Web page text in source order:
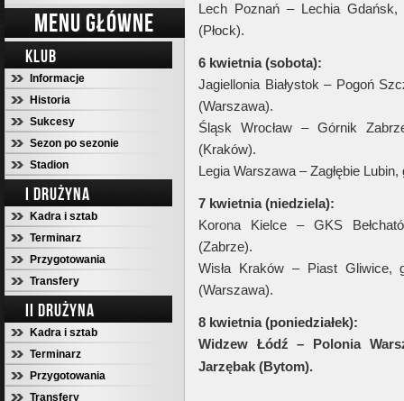
MENU GŁÓWNE
KLUB
Informacje
Historia
Sukcesy
Sezon po sezonie
Stadion
I DRUŻYNA
Kadra i sztab
Terminarz
Przygotowania
Transfery
II DRUŻYNA
Kadra i sztab
Terminarz
Przygotowania
Transfery
Lech Poznań – Lechia
(Płock).
6 kwietnia (sobota):
Jagiellonia Białystok – Pogoń
(Warszawa).
Śląsk Wrocław – Górnik
(Kraków).
Legia Warszawa – Zagłębie
7 kwietnia (niedziela):
Korona Kielce – GKS
(Zabrze).
Wisła Kraków – Piast Gliwice,
(Warszawa).
8 kwietnia (poniedziałek):
Widzew Łódź – Polonia
Jarzębak (Bytom).